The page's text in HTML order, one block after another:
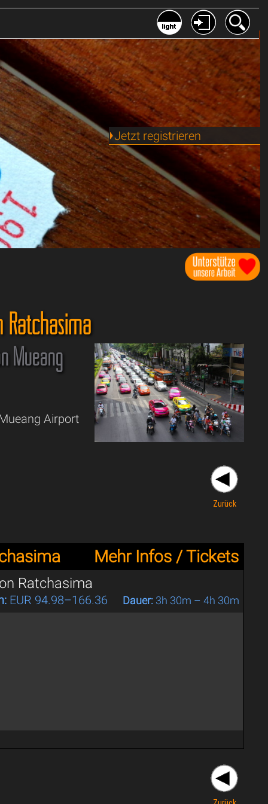
Jetzt registrieren
Mueang
Airport
Zurück
Mehr Infos / Tickets
Ratchasima
EUR 94.98–166.36 Dauer: 3h 30m – 4h 30m